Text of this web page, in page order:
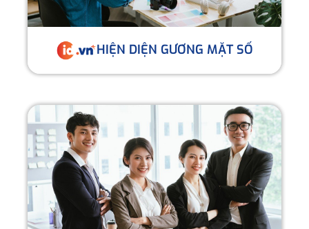
HIỆN DIỆN GƯƠNG MẶT SỐ